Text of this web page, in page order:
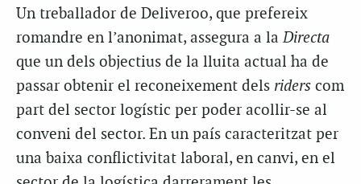
Un treballador de Deliveroo, que prefereix
romandre en l’anonimat, assegura a laDirecta
que un dels objectius de la lluita actual ha de
passar obtenir el reconeixement dels riders com
part del sector logístic per poder acollir-se al
conveni del sector. En un país caracteritzat per
una baixa conflictivitat laboral, en canvi, en el